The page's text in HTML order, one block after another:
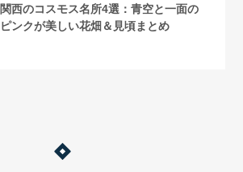
関西のコスモス名所4選：青空と一面の
ピンクが美しい花畑＆見頃まとめ